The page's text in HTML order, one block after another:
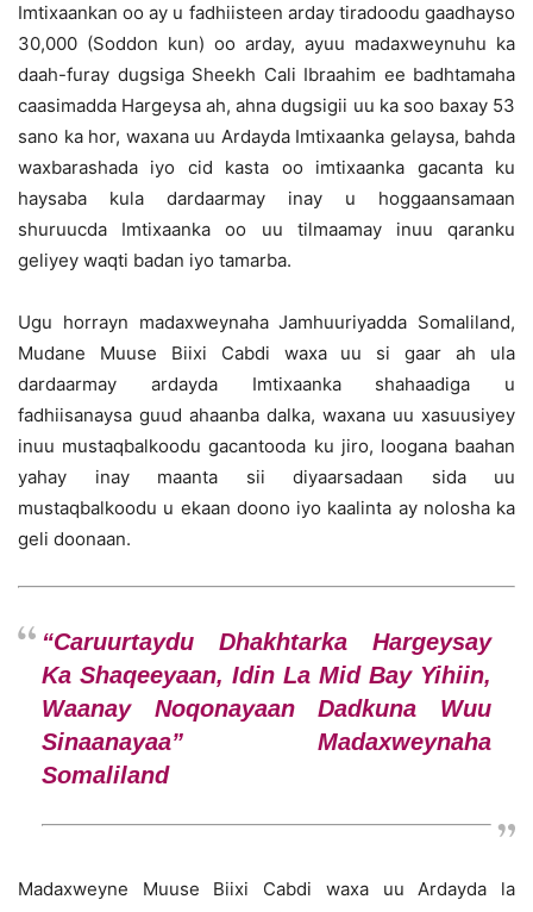
Imtixaankan oo ay u fadhiisteen arday tiradoodu gaadhayso
30,000 (Soddon kun) oo arday, ayuu madaxweynuhu ka
daah-furay dugsiga Sheekh Cali Ibraahim ee badhtamaha
caasimadda Hargeysa ah, ahna dugsigii uu ka soo baxay 53
sano ka hor, waxana uu Ardayda Imtixaanka gelaysa, bahda
waxbarashada iyo cid kasta oo imtixaanka gacanta ku
haysaba kula dardaarmay inay u hoggaansamaan
shuruucda Imtixaanka oo uu tilmaamay inuu qaranku
geliyey waqti badan iyo tamarba.
Ugu horrayn madaxweynaha Jamhuuriyadda Somaliland,
Mudane Muuse Biixi Cabdi waxa uu si gaar ah ula
dardaarmay ardayda Imtixaanka shahaadiga u
fadhiisanaysa guud ahaanba dalka, waxana uu xasuusiyey
inuu mustaqbalkoodu gacantooda ku jiro, loogana baahan
yahay inay maanta sii diyaarsadaan sida uu
mustaqbalkoodu u ekaan doono iyo kaalinta ay nolosha ka
geli doonaan.
“Caruurtaydu Dhakhtarka Hargeysay
Ka Shaqeeyaan, Idin La Mid Bay Yihiin,
Waanay Noqonayaan Dadkuna Wuu
Sinaanayaa” Madaxweynaha
Somaliland
Madaxweyne Muuse Biixi Cabdi waxa uu Ardayda la